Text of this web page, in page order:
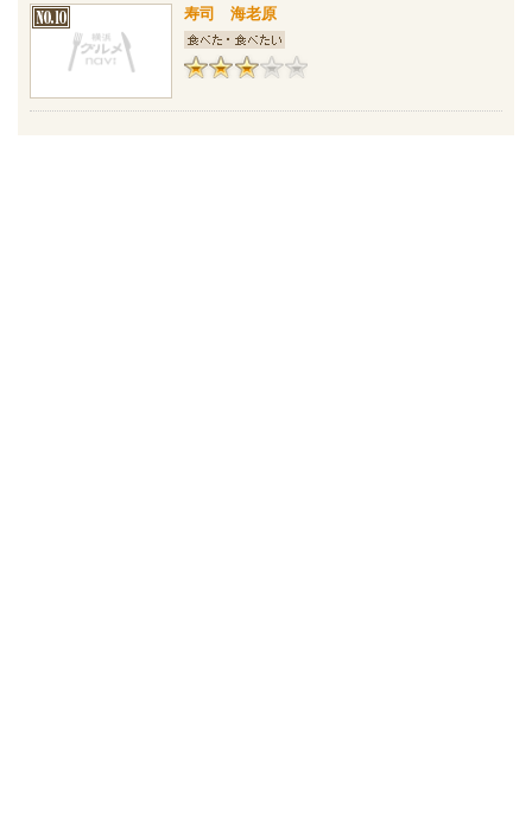
寿司 海老原